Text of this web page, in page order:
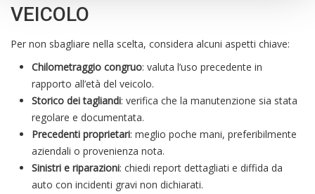
VEICOLO
Per non sbagliare nella scelta, considera alcuni aspetti chiave:
Chilometraggio congruo: valuta l’uso precedente in
rapporto all’età del veicolo.
Storico dei tagliandi: verifica che la manutenzione sia stata
regolare e documentata.
Precedenti proprietari: meglio poche mani, preferibilmente
aziendali o provenienza nota.
Sinistri e riparazioni: chiedi report dettagliati e diffida da
auto con incidenti gravi non dichiarati.